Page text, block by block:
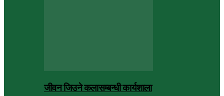
जीवन जिउने कलासम्बन्धी कार्यशाला